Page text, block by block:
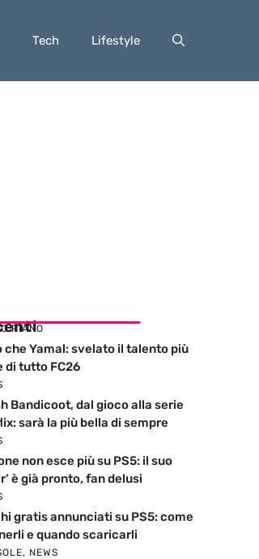
Tech Lifestyle
PIANO
che Yamal: svelato il talento più
di tutto FC26
Bandicoot, dal gioco alla serie
sarà la più bella di sempre
non esce più su PS5: il suo
è già pronto, fan delusi
gratis annunciati su PS5: come
e quando scaricarli
, NEWS